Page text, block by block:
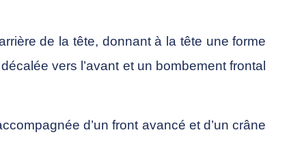
de la tête, donnant à la tête une forme
vers l’avant et un bombement frontal
d’un front avancé et d’un crâne